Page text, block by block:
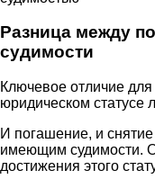
Разница между
судимости
Ключевое отличие для
юридическом статусе
И погашение, и
имеющим судимости.
достижения этого